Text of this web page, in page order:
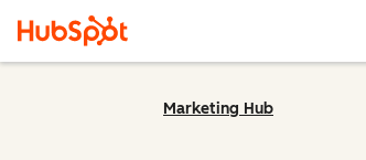
Marketing Hub